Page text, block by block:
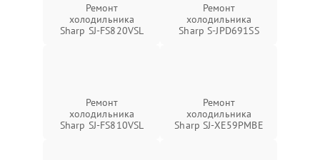
Ремонт
холодильника
Sharp SJ-FS820VSL
Ремонт
холодильника
Sharp S-JPD691SS
Ремонт
холодильника
Sharp SJ-FS810VSL
Ремонт
холодильника
Sharp SJ-XE59PMBE